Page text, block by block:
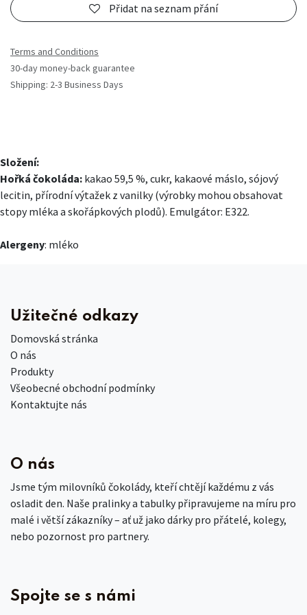
Přidat na seznam přání
Terms and Conditions
30-day money-back guarantee
Shipping: 2-3 Business Days
Složení:
Hořká čokoláda: kakao 59,5 %, cukr, kakaové máslo, sójový
lecitin, přírodní výtažek z vanilky (výrobky mohou obsahovat
stopy mléka a skořápkových plodů). Emulgátor: E322.
Alergeny: mléko
Užitečné odkazy
Domovská stránka
O nás
Produkty
Všeobecné obchodní podmínky
Kontaktujte nás
O nás
Jsme tým milovníků čokolády, kteří chtějí každému z vás
osladit den. Naše pralinky a tabulky připravujeme na míru pro
malé i větší zákazníky – ať už jako dárky pro přátelé, kolegy,
nebo pozornost pro partnery.
Spojte se s námi